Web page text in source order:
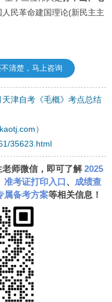
民革命建国理论(新民主主
清楚，马上咨询
津自考《毛概》考点总结
）
35623.html
老师微信，即可了解2025
准考证打印入口、 成绩查
属备考方案等相关信息！